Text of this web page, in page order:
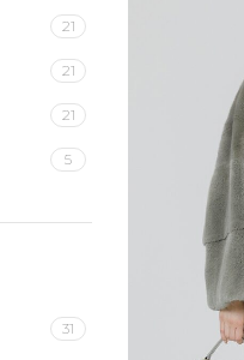
21
21
21
5
15
31